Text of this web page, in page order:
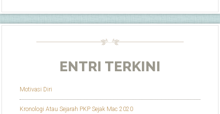
ENTRI TERKINI
Motivasi Diri
Kronologi Atau Sejarah PKP Sejak Mac 2020